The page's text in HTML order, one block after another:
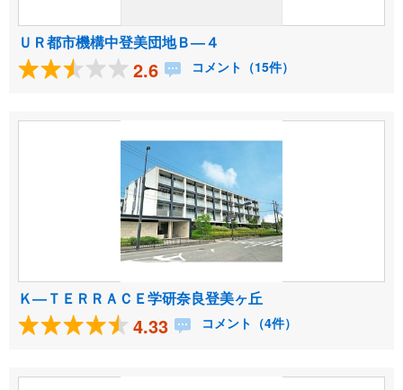
ＵＲ都市機構中登美団地Ｂ―４
2.6 コメント（15件）
Ｋ―ＴＥＲＲＡＣＥ学研奈良登美ヶ丘
4.33 コメント（4件）